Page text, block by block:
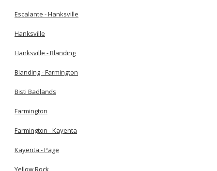
Escalante - Hanksville
Hanksville
Hanksville - Blanding
Blanding - Farmington
Bisti Badlands
Farmington
Farmington - Kayenta
Kayenta - Page